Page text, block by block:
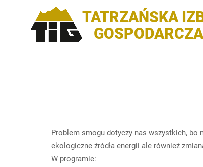
TATRZAŃSKA
GOSPODARCZA
Problem smogu dotyczy nas wszystkich,
ekologiczne źródła energii ale również
W programie: